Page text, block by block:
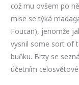
což mu ovšem po
mise se týká
Foucan), jenomže
vysnil some sort of
buňku. Brzy se
účetním